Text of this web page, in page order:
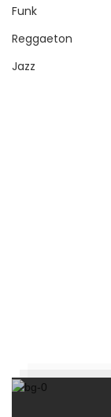
Funk
Reggaeton
Jazz